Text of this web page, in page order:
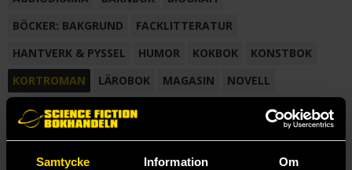
Samtycke Information Om
BÖCKER: BAKGRUND
FACKLITTERATUR
HANTVERK & PYSSEL
HUMOR KOKBOK
KONSTBOK
KORTROMAN
LÄROBOK MAGASIN
NOVELL
NOVELLMAGASIN
NOVELLSAMLING
ROMAN